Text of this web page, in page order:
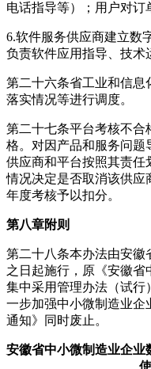
电话指导等）；用户对订
6.软件服务供应商建立数
负责软件应用指导、技术
第二十六条省工业和信息
落实情况等进行调度。
第二十七条平台考核不合
格。对因产品和服务问题
供应商和平台按照其责任
情况决定是否取消该供应
年度考核予以扣分。
第八章附则
第二十八条本办法由安徽
之日起施行，原《安徽
集中采用管理办法（试行
一步加强中小微制造业企
通知》同时废止。
安徽省中小微制造业企业